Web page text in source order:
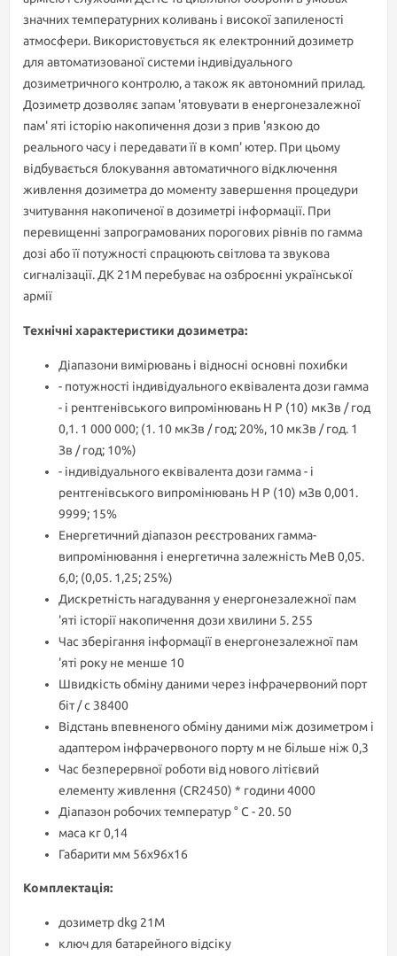
значних температурних коливань і високої запиленості
атмосфери. Використовується як електронний дозиметр
для автоматизованої системи індивідуального
дозиметричного контролю, а також як автономний прилад.
Дозиметр дозволяє запам 'ятовувати в енергонезалежної
пам' яті історію накопичення дози з прив 'язкою до
реального часу і передавати її в комп' ютер. При цьому
відбувається блокування автоматичного відключення
живлення дозиметра до моменту завершення процедури
зчитування накопиченої в дозиметрі інформації. При
перевищенні запрограмованих порогових рівнів по гамма
дозі або її потужності спрацюють світлова та звукова
сигналізації. ДК 21М перебуває на озброєнні української
армії
Технічні характеристики дозиметра:
Діапазони вимірювань і відносні основні похибки
- потужності індивідуального еквівалента дози гамма
- і рентгенівського випромінювань H P (10) мкЗв / год
0,1. 1 000 000; (1. 10 мкЗв / год; 20%, 10 мкЗв / год. 1
Зв / год; 10%)
- індивідуального еквівалента дози гамма - і
рентгенівського випромінювань H P (10) мЗв 0,001.
9999; 15%
Енергетичний діапазон реєстрованих гамма-
випромінювання і енергетична залежність MeB 0,05.
6,0; (0,05. 1,25; 25%)
Дискретність нагадування у енергонезалежної пам
'яті історії накопичення дози хвилини 5. 255
Час зберігання інформації в енергонезалежної пам
'яті року не менше 10
Швидкість обміну даними через інфрачервоний порт
біт / с 38400
Відстань впевненого обміну даними між дозиметром і
адаптером інфрачервоного порту м не більше ніж 0,3
Час безперервної роботи від нового літієвий
елементу живлення (CR2450) * години 4000
Діапазон робочих температур ° C - 20. 50
маса кг 0,14
Габарити мм 56x96x16
Комплектація:
дозиметр dkg 21М
ключ для батарейного відсіку